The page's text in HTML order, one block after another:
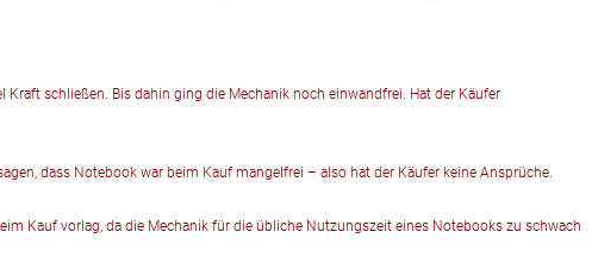
schließen. Bis dahin ging die Mechanik noch einwandfrei. Hat der Käufer
dass Notebook war beim Kauf mangelfrei – also hat der Käufer keine Ansprüche.
Kauf vorlag, da die Mechanik für die übliche Nutzungszeit eines Notebooks zu schwach